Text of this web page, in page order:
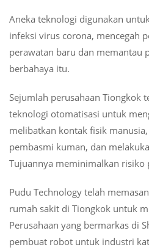
Aneka teknologi digunakan
infeksi virus corona, mencegah
perawatan baru dan memantau
berbahaya itu.
Sejumlah perusahaan Tiongkok
teknologi otomatisasi untuk
melibatkan kontak fisik
pembasmi kuman, dan
Tujuannya meminimalkan risiko
Pudu Technology telah
rumah sakit di Tiongkok untuk
Perusahaan yang bermarkas di
pembuat robot untuk industri